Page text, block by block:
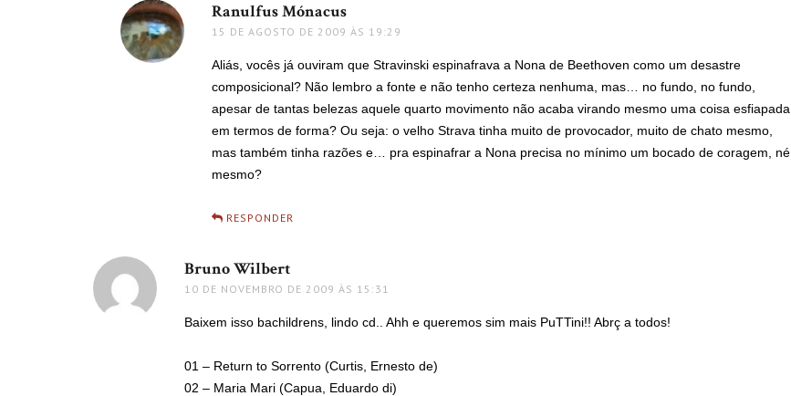
Ranulfus Mónacus
15 DE AGOSTO DE 2009 ÀS 19:29
Aliás, vocês já ouviram que Stravinski espinafrava a Nona de Beethoven como um desastre
composicional? Não lembro a fonte e não tenho certeza nenhuma, mas… no fundo, no fundo,
apesar de tantas belezas aquele quarto movimento não acaba virando mesmo uma coisa esfiapada,
em termos de forma? Ou seja: o velho Strava tinha muito de provocador, muito de chato mesmo,
mas também tinha razões e… pra espinafrar a Nona precisa no mínimo um bocado de coragem, né
mesmo?
RESPONDER
Bruno Wilbert
10 DE NOVEMBRO DE 2009 ÀS 15:31
Baixem isso bachildrens, lindo cd.. Ahh e queremos sim mais PuTTini!! Abrç a todos!
01 – Return to Sorrento (Curtis, Ernesto de)
02 – Maria Mari (Capua, Eduardo di)